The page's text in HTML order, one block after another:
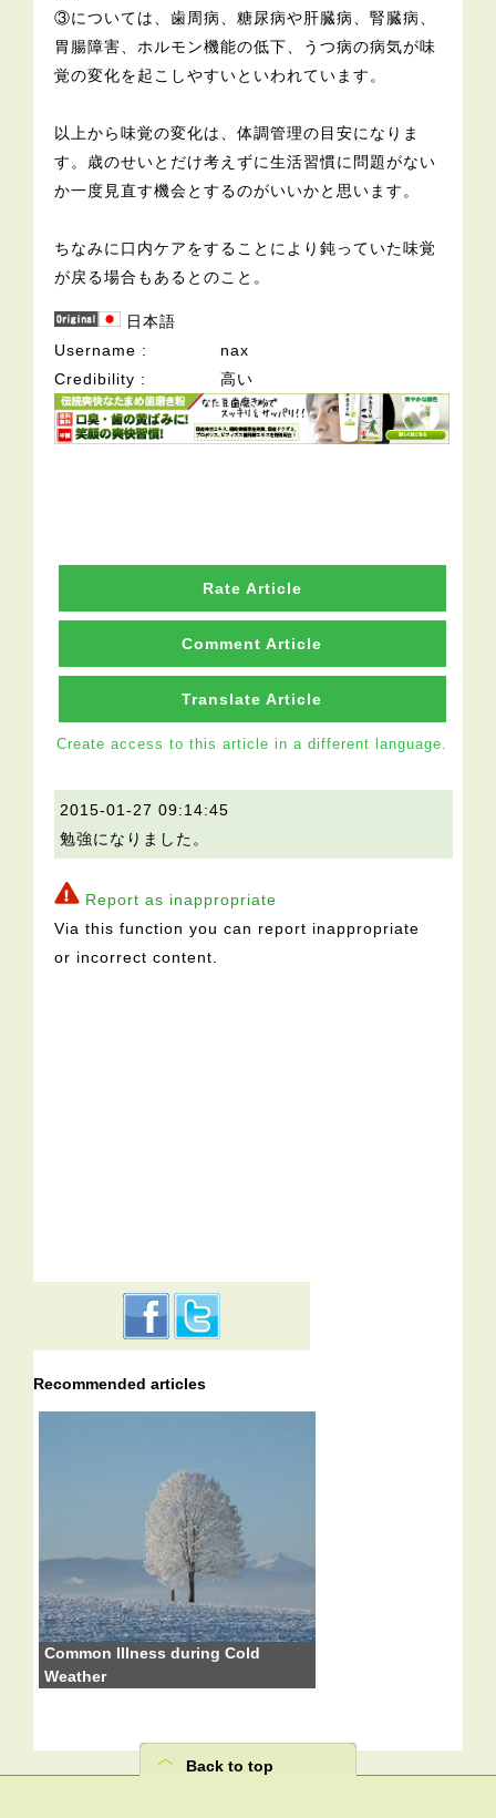
③については、歯周病、糖尿病や肝臓病、腎臓病、
胃腸障害、ホルモン機能の低下、うつ病の病気が味
覚の変化を起こしやすいといわれています。
以上から味覚の変化は、体調管理の目安になりま
す。歳のせいとだけ考えずに生活習慣に問題がない
か一度見直す機会とするのがいいかと思います。
ちなみに口内ケアをすることにより鈍っていた味覚
が戻る場合もあるとのこと。
日本語
Username
nax
Credibility
高い
Rate Article
Comment Article
Translate Article
Create access to this article in a different language.
2015-01-27 09:14:45
勉強になりました。
Report as inappropriate
Via this function you can report inappropriate
or incorrect content.
Recommended articles
Common Illness during Cold
Weather
Back to top